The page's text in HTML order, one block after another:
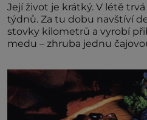
Její život je krátký. V létě
týdnů. Za tu dobu navštíví
stovky kilometrů a vyrobí
medu – zhruba jednu
dalšími desítkami tisíc
vznikne jeden z